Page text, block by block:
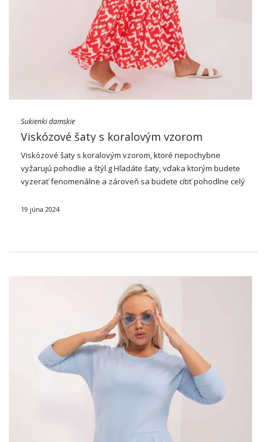
Sukienki damskie
Viskózové šaty s koralovým vzorom
Viskózové šaty s koralovým vzorom, ktoré nepochybne
vyžarujú pohodlie a štýl.g Hľadáte šaty, vďaka ktorým budete
vyzerať fenomenálne a zároveň sa budete cítiť pohodlne celý
ktorý dokonale zapadá do ležérneho štýlu. Vyrobené …
19 júna 2024